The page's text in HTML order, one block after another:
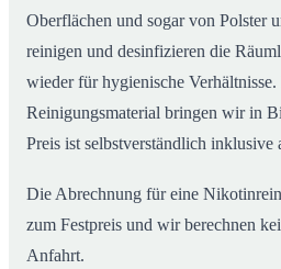
Oberflächen und sogar von Polster
reinigen und desinfizieren die
wieder für hygienische
Reinigungsmaterial bringen wir in
Preis ist selbstverständlich inklusive
Die Abrechnung für eine
zum Festpreis und wir berechnen
Anfahrt.